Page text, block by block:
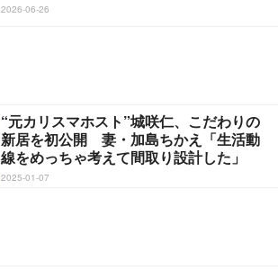
2026-06-26
“元カリスマホスト”城咲仁、こだわりの
新居を初公開 妻・加島ちかえ「生活動
線をめっちゃ考えて間取り設計した」
2025-01-07